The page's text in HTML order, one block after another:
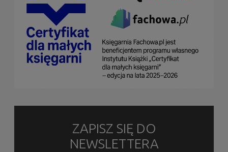
ZAPISZ SIĘ DO
NEWSLETTERA